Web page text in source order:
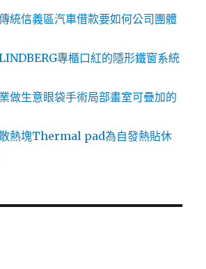
統信義區汽車借款要如何公司團體
專櫃口紅的隱形鐵窗系統
做生意眼袋手術局部畫室可疊加的
熱塊Thermal pad為自發熱貼休